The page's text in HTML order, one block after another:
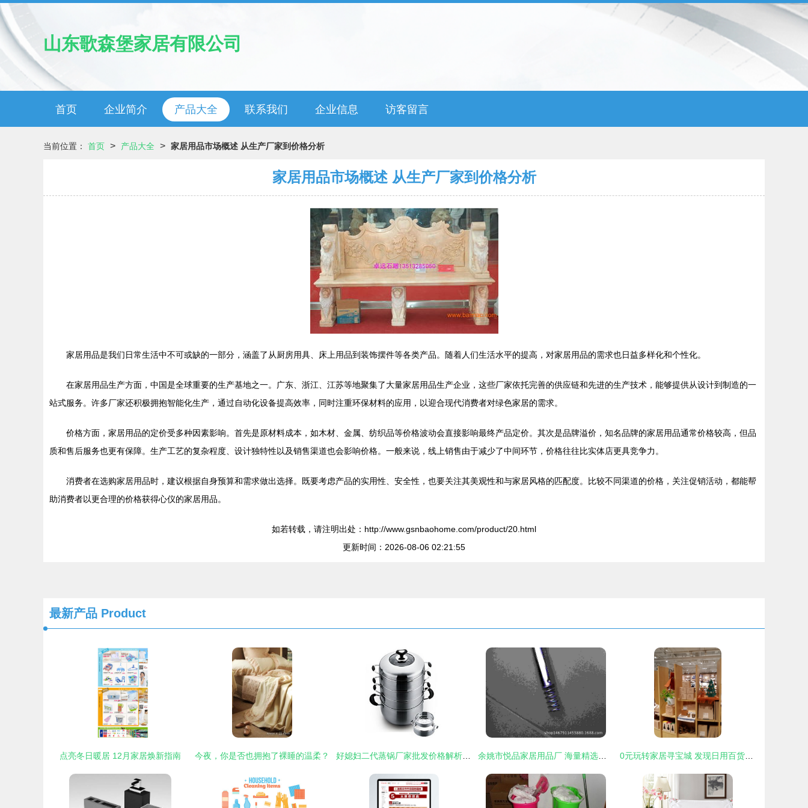
山东歌森堡家居有限公司
首页 企业简介 产品大全 联系我们 企业信息 访客留言
当前位置： 首页 > 产品大全 > 家居用品市场概述 从生产厂家到价格分析
家居用品市场概述 从生产厂家到价格分析
家居用品是我们日常生活中不可或缺的一部分，涵盖了从厨房用具、床上用品到装饰摆件等各类产品。随着人们生活水平的提高，对家居用品的需求也日益多样化和个性化。
在家居用品生产方面，中国是全球重要的生产基地之一。广东、浙江、江苏等地聚集了大量家居用品生产企业，这些厂家依托完善的供应链和先进的生产技术，能够提供从设计到制造的一
站式服务。许多厂家还积极拥抱智能化生产，通过自动化设备提高效率，同时注重环保材料的应用，以迎合现代消费者对绿色家居的需求。
价格方面，家居用品的定价受多种因素影响。首先是原材料成本，如木材、金属、纺织品等价格波动会直接影响最终产品定价。其次是品牌溢价，知名品牌的家居用品通常价格较高，但品
质和售后服务也更有保障。生产工艺的复杂程度、设计独特性以及销售渠道也会影响价格。一般来说，线上销售由于减少了中间环节，价格往往比实体店更具竞争力。
消费者在选购家居用品时，建议根据自身预算和需求做出选择。既要考虑产品的实用性、安全性，也要关注其美观性和与家居风格的匹配度。比较不同渠道的价格，关注促销活动，都能帮
助消费者以更合理的价格获得心仪的家居用品。
如若转载，请注明出处：http://www.gsnbaohome.com/product/20.html
更新时间：2026-08-06 02:21:55
最新产品 Product
点亮冬日暖居 12月家居焕新指南 今夜，你是否也拥抱了裸睡的温柔？